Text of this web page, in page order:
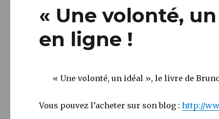
« Une volonté,
en ligne !
« Une volonté, un idéal », le livre de
Vous pouvez l’acheter sur son blog :http://